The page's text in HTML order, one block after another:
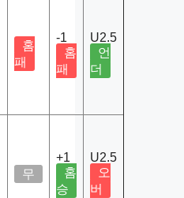
홈
패
-1
홈
패
U2.5
언
더
무
+1
홈
승
U2.5
오
버